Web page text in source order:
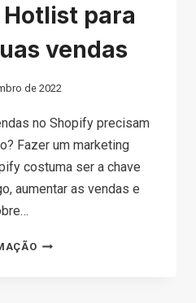
para
vendas
de 2022
no Shopify precisam
Fazer um marketing
costuma ser a chave
aumentar as vendas e
ESTRATÉGIAS